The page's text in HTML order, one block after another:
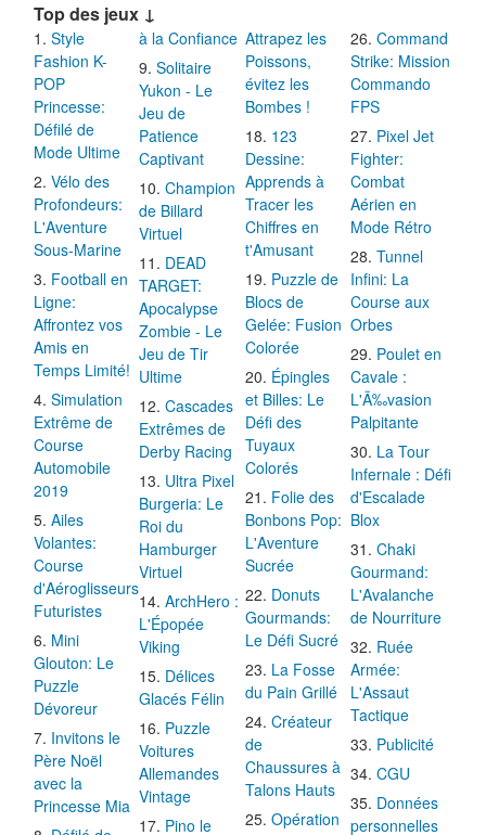
Top des jeux ↓
Style
Fashion K-
POP
Princesse:
Défilé de
Mode Ultime
Vélo des
Profondeurs:
L'Aventure
Sous-Marine
Football en
Ligne:
Affrontez vos
Amis en
Temps Limité!
Simulation
Extrême de
Course
Automobile
2019
Ailes
Volantes:
Course
d'Aéroglisseurs
Futuristes
Mini
Glouton: Le
Puzzle
Dévoreur
Invitons le
Père Noël
avec la
Princesse Mia
à la Confiance
Solitaire
Yukon - Le
Jeu de
Patience
Captivant
Champion
de Billard
Virtuel
DEAD
TARGET:
Apocalypse
Zombie - Le
Jeu de Tir
Ultime
Cascades
Extrêmes de
Derby Racing
Ultra Pixel
Burgeria: Le
Roi du
Hamburger
Virtuel
ArchHero :
L'Épopée
Viking
Délices
Glacés Félin
Puzzle
Voitures
Allemandes
Vintage
Pino le
Attrapez les
Poissons,
évitez les
Bombes !
123
Dessine:
Apprends à
Tracer les
Chiffres en
t'Amusant
Puzzle de
Blocs de
Gelée: Fusion
Colorée
Épingles
et Billes: Le
Défi des
Tuyaux
Colorés
Folie des
Bonbons Pop:
L'Aventure
Sucrée
Donuts
Gourmands:
Le Défi Sucré
La Fosse
du Pain Grillé
Créateur
de
Chaussures à
Talons Hauts
Opération
Command
Strike: Mission
Commando
FPS
Pixel Jet
Fighter:
Combat
Aérien en
Mode Rétro
Tunnel
Infini: La
Course aux
Orbes
Poulet en
Cavale :
L'Ã‰vasion
Palpitante
La Tour
Infernale : Défi
d'Escalade
Blox
Chaki
Gourmand:
L'Avalanche
de Nourriture
Ruée
Armée:
L'Assaut
Tactique
Publicité
CGU
Données
personnelles